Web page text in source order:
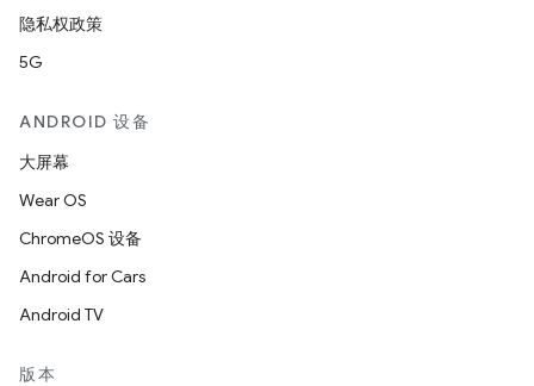
隐私权政策
5G
ANDROID 设备
大屏幕
Wear OS
ChromeOS 设备
Android for Cars
Android TV
版本